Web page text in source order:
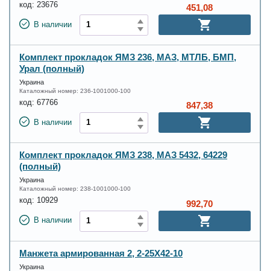
код: 23676
В наличии
451,08
Комплект прокладок ЯМЗ 236, МАЗ, МТЛБ, БМП,
Урал (полный)
Украина
Каталожный номер: 236-1001000-100
код: 67766
В наличии
847,38
Комплект прокладок ЯМЗ 238, МАЗ 5432, 64229
(полный)
Украина
Каталожный номер: 238-1001000-100
код: 10929
В наличии
992,70
Манжета армированная 2, 2-25X42-10
Украина